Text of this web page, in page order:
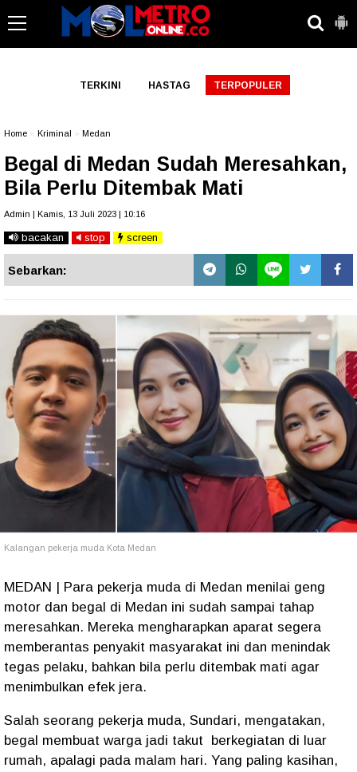
TERKINI HASTAG TERPOPULER
Home Kriminal Medan
Begal di Medan Sudah Meresahkan,
Bila Perlu Ditembak Mati
Admin | Kamis, 13 Juli 2023 | 10:16
bacakan stop screen
Sebarkan:
Kalangan pekerja muda Kota Medan
MEDAN | Para pekerja muda di Medan menilai geng
motor dan begal di Medan ini sudah sampai tahap
meresahkan. Mereka mengharapkan aparat segera
memberantas penyakit masyarakat ini dan menindak
tegas pelaku, bahkan bila perlu ditembak mati agar
menimbulkan efek jera.
Salah seorang pekerja muda, Sundari, mengatakan,
begal membuat warga jadi takut berkegiatan di luar
rumah, apalagi pada malam hari. Yang paling kasihan,